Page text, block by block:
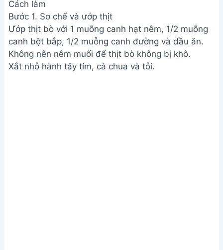
Cách làm
Bước 1. Sơ chế và ướp thịt
Ướp thịt bò với 1 muỗng canh hạt nêm, 1/2 muỗng
canh bột bắp, 1/2 muỗng canh đường và dầu ăn.
Không nên nêm muối để thịt bò không bị khô.
Xắt nhỏ hành tây tím, cà chua và tỏi.